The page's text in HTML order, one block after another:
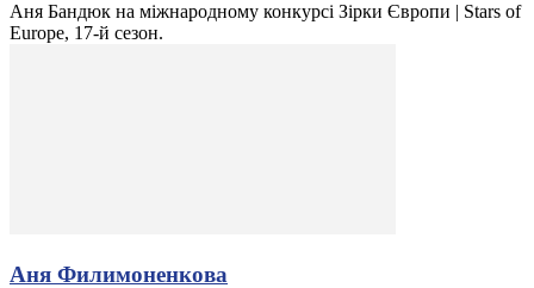
Аня Бандюк на міжнародному конкурсі Зірки Європи | Stars of
Europe, 17-й сезон.
Аня Филимоненкова